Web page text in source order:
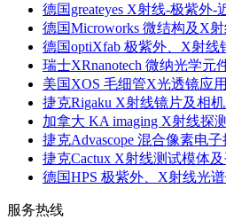
德国greateyes X射线-极紫外-
德国Microworks 微结构及X
德国optiXfab 极紫外、X射线
瑞士XRnanotech 微纳光学元
美国XOS 毛细管X光透镜应用
捷克Rigaku X射线镜片及相机
加拿大 KA imaging X射线探
捷克Advascope 混合像素电
捷克Cactux X射线测试模体
德国HPS 极紫外、X射线光
服务热线